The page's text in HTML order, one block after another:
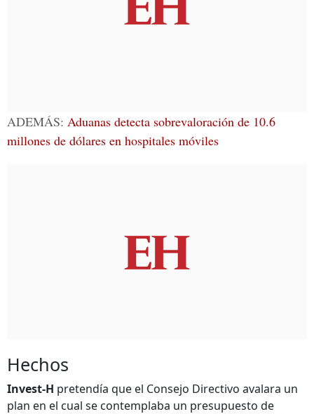
ADEMÁS: Aduanas detecta sobrevaloración de 10.6
millones de dólares en hospitales móviles
Hechos
Invest-H pretendía que el Consejo Directivo avalara un
plan en el cual se contemplaba un presupuesto de